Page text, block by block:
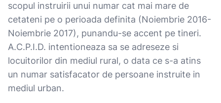
scopul instruirii unui numar cat mai mare de
cetateni pe o perioada definita (Noiembrie 2016-
Noiembrie 2017), punandu-se accent pe tineri.
A.C.P.I.D. intentioneaza sa se adreseze si
locuitorilor din mediul rural, o data ce s-a atins
un numar satisfacator de persoane instruite in
mediul urban.